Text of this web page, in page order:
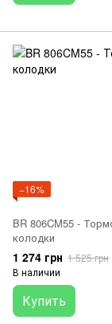
−16%
BR 806CM55 -
колодки
1 274 грн 1 525 грн
В наличии
Купить